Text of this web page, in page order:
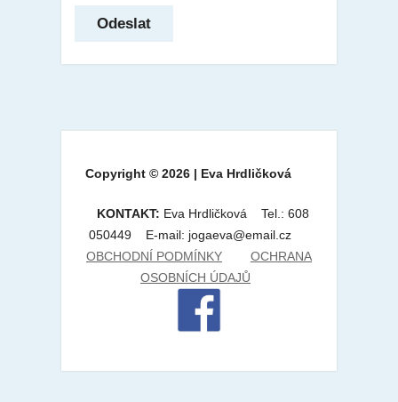
Copyright © 2026 | Eva Hrdličková
KONTAKT: Eva Hrdličková Tel.: 608
050449 E-mail: jogaeva@email.cz
OBCHODNÍ PODMÍNKY
OCHRANA
OSOBNÍCH ÚDAJŮ